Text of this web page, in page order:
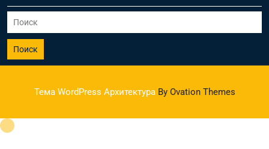
Поиск
Тема WordPress АрхитектураBy Ovation Themes